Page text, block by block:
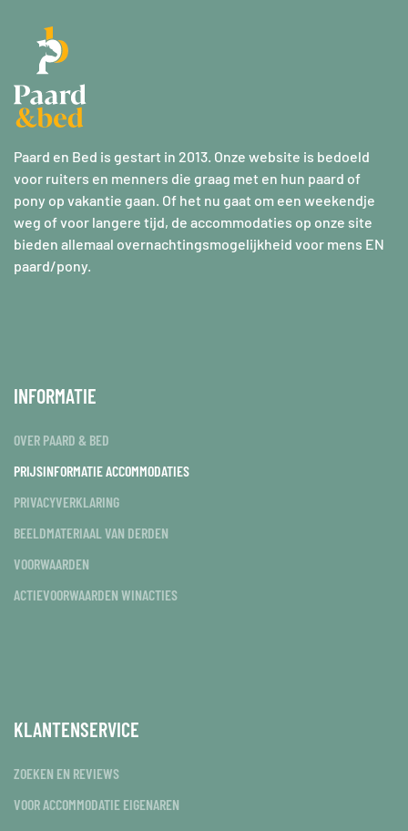
Paard en Bed is gestart in 2013. Onze website is bedoeld
voor ruiters en menners die graag met en hun paard of
pony op vakantie gaan. Of het nu gaat om een weekendje
weg of voor langere tijd, de accommodaties op onze site
bieden allemaal overnachtingsmogelijkheid voor mens EN
paard/pony.
INFORMATIE
OVER PAARD & BED
PRIJSINFORMATIE ACCOMMODATIES
PRIVACYVERKLARING
BEELDMATERIAAL VAN DERDEN
VOORWAARDEN
ACTIEVOORWAARDEN WINACTIES
KLANTENSERVICE
ZOEKEN EN REVIEWS
VOOR ACCOMMODATIE EIGENAREN